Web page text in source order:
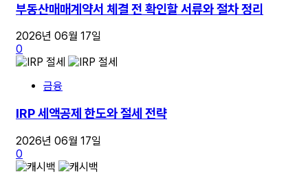
부동산매매계약서 체결 전 확인할 서류와 절차 정리
2026년 06월 17일
0
금융
IRP 세액공제 한도와 절세 전략
2026년 06월 17일
0